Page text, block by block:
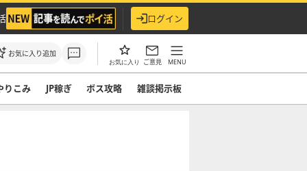
ログイン
お気に入り追加
お気に入り ご意見 MENU
りこみ JP稼ぎ ボス攻略 雑談掲示板